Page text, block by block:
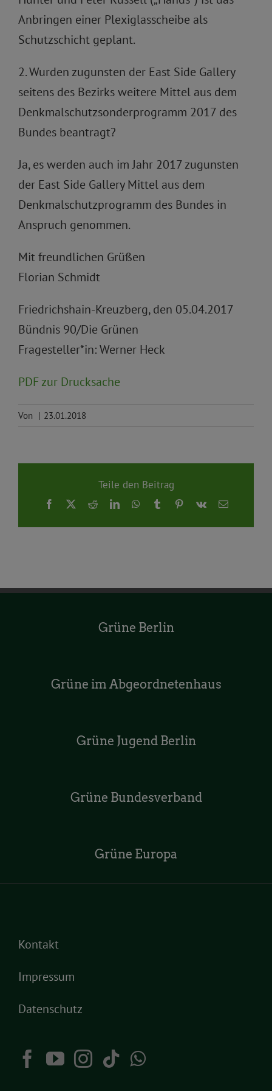
Anbringen einer Plexiglasscheibe als
Schutzschicht geplant.
2. Wurden zugunsten der East Side Gallery
seitens des Bezirks weitere Mittel aus dem
Denkmalschutzsonderprogramm 2017 des
Bundes beantragt?
Ja, es werden auch im Jahr 2017 zugunsten
der East Side Gallery Mittel aus dem
Denkmalschutzprogramm des Bundes in
Anspruch genommen.
Mit freundlichen Grüßen
Florian Schmidt
Friedrichshain-Kreuzberg, den 05.04.2017
Bündnis 90/Die Grünen
Fragesteller*in: Werner Heck
PDF zur Drucksache
Von | 23.01.2018
Teile den Beitrag
Facebook
X RedditLinkedInWhatsApp
TumblrPinterest
Vk
E-
Grüne Berlin
Grüne im Abgeordnetenhaus
Grüne Jugend Berlin
Grüne Bundesverband
Grüne Europa
Kontakt
Impressum
Datenschutz